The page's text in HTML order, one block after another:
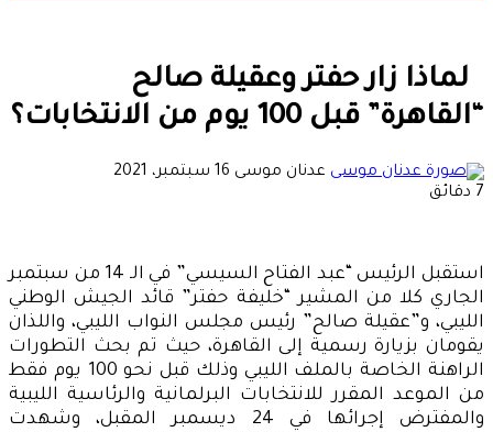
لماذا زار حفتر وعقيلة صالح
“القاهرة” قبل 100 يوم من الانتخابات؟
عدنان موسى أرسل
16 سبتمبر، 2021
7 دقائق
استقبل الرئيس “عبد الفتاح السيسي” في الـ 14 من سبتمبر
الجاري كلا من المشير “خليفة حفتر” قائد الجيش الوطني
الليبي، و”عقيلة صالح” رئيس مجلس النواب الليبي، واللذان
يقومان بزيارة رسمية إلى القاهرة، حيث تم بحث التطورات
الراهنة الخاصة بالملف الليبي وذلك قبل نحو 100 يوم فقط
من الموعد المقرر للانتخابات البرلمانية والرئاسية الليبية
والمفترض إجرائها في 24 ديسمبر المقبل، وشهدت